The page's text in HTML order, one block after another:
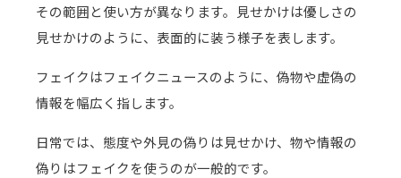
その範囲と使い方が異なります。見せかけは優しさの
見せかけのように、表面的に装う様子を表します。
フェイクはフェイクニュースのように、偽物や虚偽の
情報を幅広く指します。
日常では、態度や外見の偽りは見せかけ、物や情報の
偽りはフェイクを使うのが一般的です。